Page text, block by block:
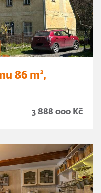
86 m²,
3 888 000 Kč